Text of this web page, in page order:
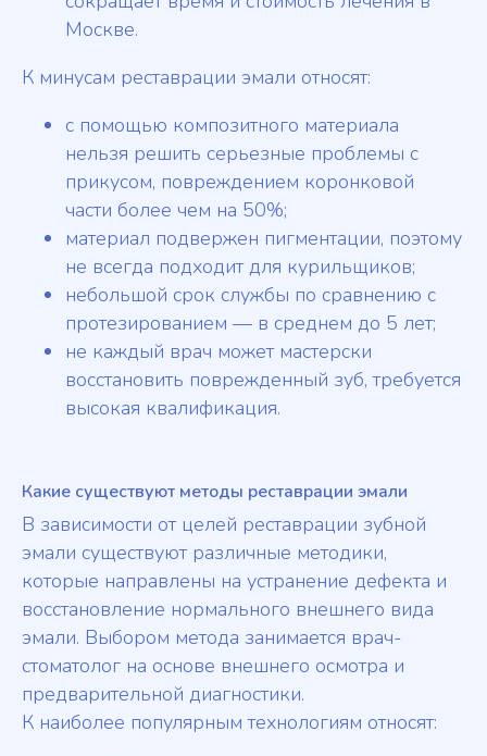
Москве.
К минусам реставрации эмали относят:
с помощью композитного материала
нельзя решить серьезные проблемы с
прикусом, повреждением коронковой
части более чем на 50%;
материал подвержен пигментации, поэтому
не всегда подходит для курильщиков;
небольшой срок службы по сравнению с
протезированием — в среднем до 5 лет;
не каждый врач может мастерски
восстановить поврежденный зуб, требуется
высокая квалификация.
Какие существуют методы реставрации эмали
В зависимости от целей реставрации зубной
эмали существуют различные методики,
которые направлены на устранение дефекта и
восстановление нормального внешнего вида
эмали. Выбором метода занимается врач-
стоматолог на основе внешнего осмотра и
предварительной диагностики.
К наиболее популярным технологиям относят: